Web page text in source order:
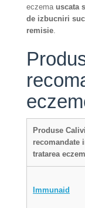
eczema uscata
de izbucniri
remisie.
Produse
recomandate
tratarea
Immunaid